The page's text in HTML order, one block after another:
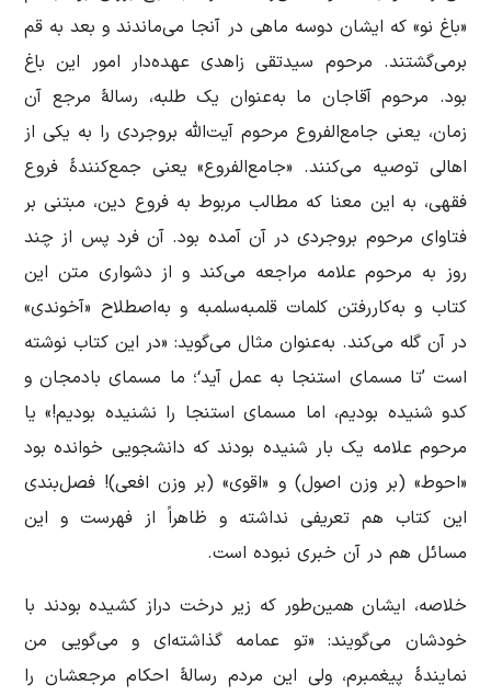
«باغ نو» که ایشان دوسه ماهی در آنجا می‌ماندند و بعد به قم
برمی‌گشتند. مرحوم سیدتقی زاهدی عهده‌دار امور این باغ
بود. مرحوم آقاجان ما به‌عنوان یک طلبه، رسالۀ مرجع آن
زمان، یعنی جامع‌الفروع مرحوم آیت‌الله بروجردی را به یکی از
اهالی توصیه می‌کنند. «جامع‌الفروع» یعنی جمع‌کنندۀ فروع
فقهی، به این معنا که مطالب مربوط به فروع دین، مبتنی بر
فتاوای مرحوم بروجردی در آن آمده بود. آن فرد پس از چند
روز به مرحوم علامه مراجعه می‌کند و از دشواری متن این
کتاب و به‌کاررفتن کلمات قلمبه‌سلمبه و به‌اصطلاح «آخوندی»
در آن گله می‌کند. به‌عنوان مثال می‌گوید: «در این کتاب نوشته
است ’تا مسمای استنجا به عمل آید‘؛ ما مسمای بادمجان و
کدو شنیده بودیم، اما مسمای استنجا را نشنیده بودیم!» یا
مرحوم علامه یک بار شنیده بودند که دانشجویی خوانده بود
«احوط» (بر وزن اصول) و «اقوی» (بر وزن افعی)! فصل‌بندی
این کتاب هم تعریفی نداشته و ظاهراً از فهرست و این
مسائل هم در آن خبری نبوده است.
خلاصه، ایشان همین‌طور که زیر درخت دراز کشیده بودند با
خودشان می‌گویند: «تو عمامه گذاشته‌ای و می‌گویی من
نمایندۀ پیغمبرم، ولی این مردم رسالۀ احکام مرجعشان را